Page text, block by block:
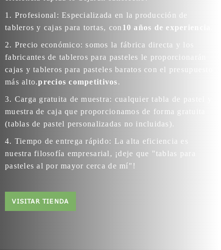
1. Profesional: Especializada en la producción de
tableros y cajas para tortas, con 10 años de experiencia
2. Precio económico: somos la fábrica directa y los
fabricantes de tableros para pasteles le proporcionarán
cajas y tableros para pasteles baratos con el presupuesto
más alto.precios competitivos.
3. Carga gratuita de muestra: cualquier tabla de pastel y
muestra de caja que proporcionamos de forma gratuita
(tablas de pastel personalizadas no incluidas).
4. Tiempo de entrega rápido: La alta eficiencia es
nuestra filosofía empresarial, ¡deje que "tablas para
pasteles al por mayor cerca de mí"!
VISITAR TIENDA